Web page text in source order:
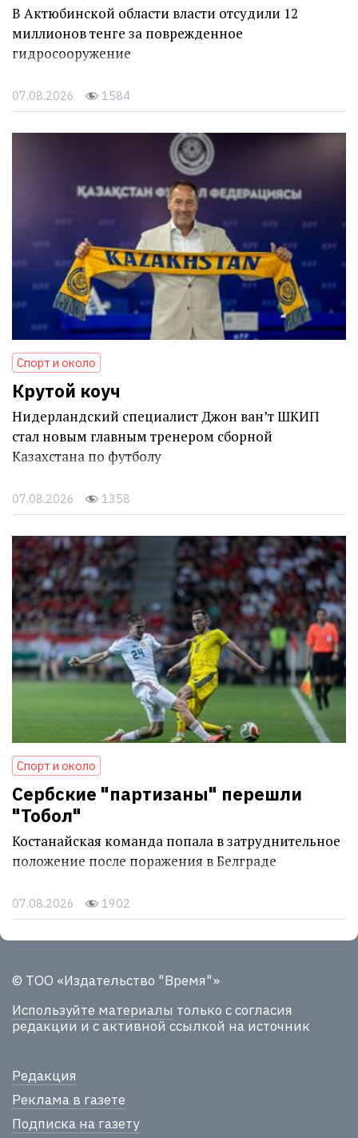
В Актюбинской области власти отсудили 12
миллионов тенге за поврежденное
гидросооружение
07.08.2026 1584
Спорт и около
Крутой коуч
Нидерландский специалист Джон ван’т ШКИП
стал новым главным тренером сборной
Казахстана по футболу
07.08.2026 1358
Спорт и около
Сербские "партизаны" перешли
"Тобол"
Костанайская команда попала в затруднительное
положение после поражения в Белграде
07.08.2026 1902
© ТОО «Издательство "Время"»
Используйте материалы только с согласия
редакции и с активной ссылкой на источник
Редакция
Реклама в газете
Подписка на газету